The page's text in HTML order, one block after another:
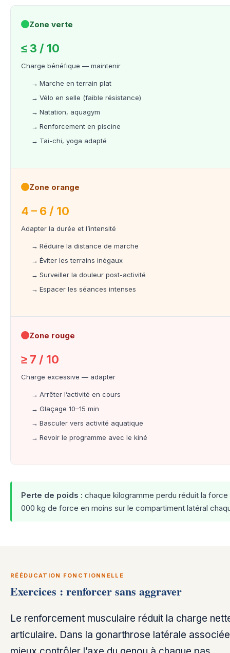
Zone verte
≤ 3 / 10
Charge bénéfique — maintenir
Marche en terrain plat
Vélo en selle (faible résistance)
Natation, aquagym
Renforcement en piscine
Tai-chi, yoga adapté
Zone orange
4 – 6 / 10
Adapter la durée et l’intensité
Réduire la distance de marche
Éviter les terrains inégaux
Surveiller la douleur post-activité
Espacer les séances intenses
Zone rouge
≥ 7 / 10
Charge excessive — adapter
Arrêter l’activité en cours
Glaçage 10–15 min
Basculer vers activité aquatique
Revoir le programme avec le kiné
Perte de poids : chaque kilogramme perdu réduit la
000 kg de force en moins sur le compartiment latéral
RÉÉDUCATION FONCTIONNELLE
Exercices : renforcer sans aggraver
Le renforcement musculaire réduit la charge
articulaire. Dans la gonarthrose latérale